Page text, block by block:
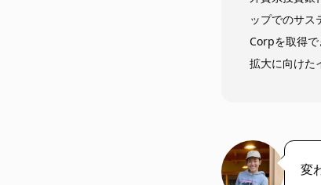
ップでのサス
Corpを取得
拡大に向けた
変